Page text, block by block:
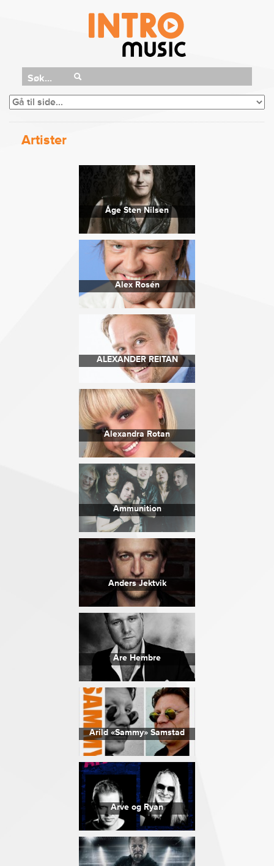
Søk...
Artister
Åge Sten Nilsen
Alex Rosén
ALEXANDER REITAN
Alexandra Rotan
Ammunition
Anders Jektvik
Are Hembre
Arild «Sammy» Samstad
Arve og Ryan